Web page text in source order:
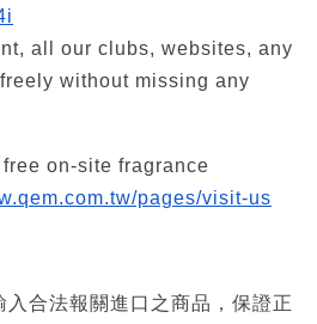
all our clubs, websites, any
without missing any
on-site fragrance
pages/visit-us
合法報關進口之商品，保證正